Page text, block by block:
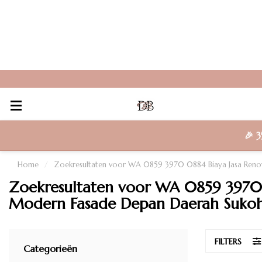
🎉
Home / Zoekresultaten voor WA 0859 3970 0884 Biaya Jasa
Zoekresultaten voor WA 0859
Modern Fasade Depan Daerah
Categorieën
FILTERS